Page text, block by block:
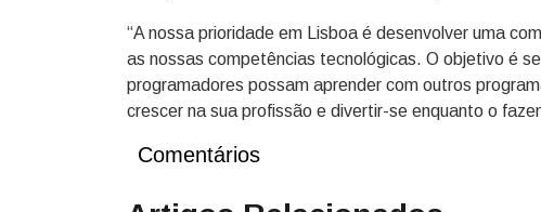
“A nossa prioridade em Lisboa é desenvolver uma
as nossas competências tecnológicas. O objetivo é
programadores possam aprender com outros
crescer na sua profissão e divertir-se enquanto o
Comentários